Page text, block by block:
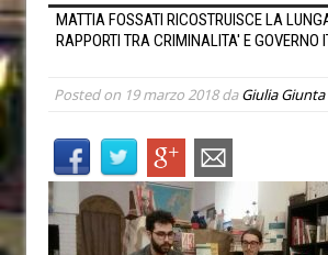
MATTIA FOSSATI RICOSTRUISCE LA
RAPPORTI TRA CRIMINALITA' E GOVERNO
Posted on 19 marzo 2018daGiulia Giunta